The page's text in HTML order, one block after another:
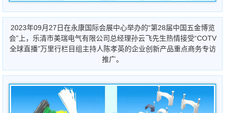
2023年09月27日在永康国际会展中心举办的“第28届中国五金博览
会”上，乐清市美瑞电气有限公司总经理孙云飞先生热情接受“COTV
全球直播”万里行栏目组主持人陈孝英的企业创新产品重点商务专访
推广。